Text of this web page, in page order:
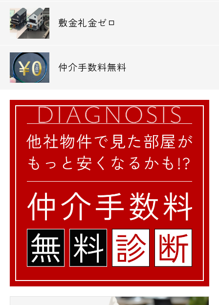
敷金礼金ゼロ
仲介手数料無料
営業時間 10：00～18：00
メールでお問い合わせ
お問い合わせ